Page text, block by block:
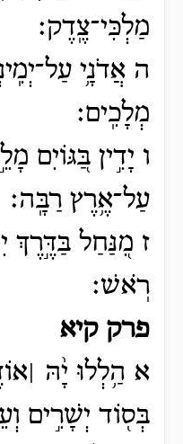
מַלְכִּי־צֶֽדֶק׃
ה אֲדֹנָ֥י
מְלָכִֽים׃
ו יָדִ֣ין בַּ֭גּוֹיִם
עַל־אֶ֥רֶץ רַבָּֽה׃
ז מִ֭נַּחַל בַּדֶּ֣רֶךְ
רֹֽאשׁ׃
פרק קיא
א הַ֥לְלוּ יָ֨הּ
בְּס֖וֹד יְשָׁרִ֣ים